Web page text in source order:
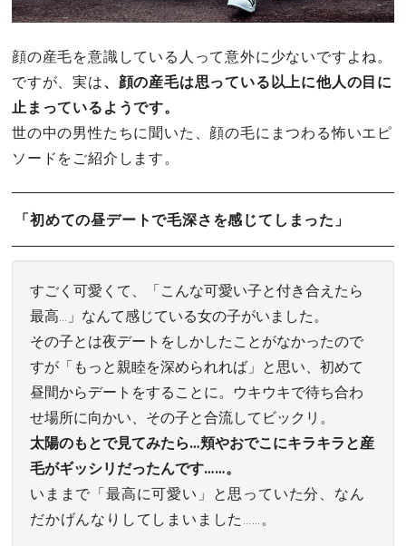
顔の産毛を意識している人って意外に少ないですよね。
ですが、実は、顔の産毛は思っている以上に他人の目に
止まっているようです。
世の中の男性たちに聞いた、顔の毛にまつわる怖いエピ
ソードをご紹介します。
「初めての昼デートで毛深さを感じてしまった」
すごく可愛くて、「こんな可愛い子と付き合えたら
最高…」なんて感じている女の子がいました。
その子とは夜デートをしかしたことがなかったので
すが「もっと親睦を深められれば」と思い、初めて
昼間からデートをすることに。ウキウキで待ち合わ
せ場所に向かい、その子と合流してビックリ。
太陽のもとで見てみたら…頬やおでこにキラキラと産
毛がギッシリだったんです……。
いままで「最高に可愛い」と思っていた分、なん
だかげんなりしてしまいました……。